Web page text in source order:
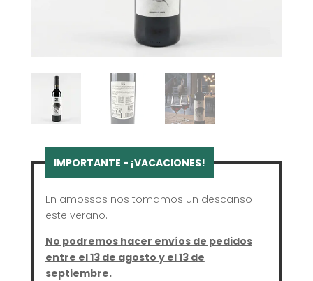
En amossos nos tomamos un descanso
este verano.
No podremos hacer envíos de pedidos
entre el 13 de agosto y el 13 de
septiembre.